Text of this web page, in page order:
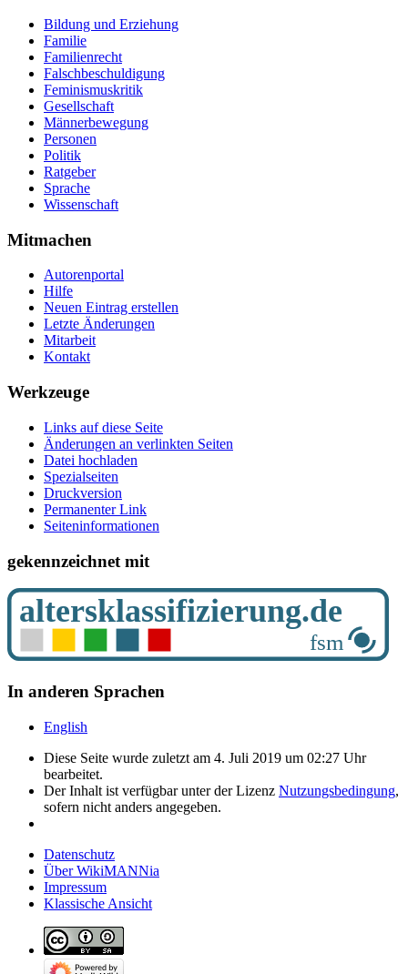
Bildung und Erziehung
Familie
Familienrecht
Falschbeschuldigung
Feminismuskritik
Gesellschaft
Männerbewegung
Personen
Politik
Ratgeber
Sprache
Wissenschaft
Mitmachen
Autorenportal
Hilfe
Neuen Eintrag erstellen
Letzte Änderungen
Mitarbeit
Kontakt
Werkzeuge
Links auf diese Seite
Änderungen an verlinkten Seiten
Datei hochladen
Spezialseiten
Druckversion
Permanenter Link
Seiten­­informationen
gekennzeichnet mit
In anderen Sprachen
English
Diese Seite wurde zuletzt am 4. Juli 2019 um 02:27 Uhr
bearbeitet.
Der Inhalt ist verfügbar unter der Lizenz Nutzungsbedingung,
sofern nicht anders angegeben.
Datenschutz
Über WikiMANNia
Impressum
Klassische Ansicht